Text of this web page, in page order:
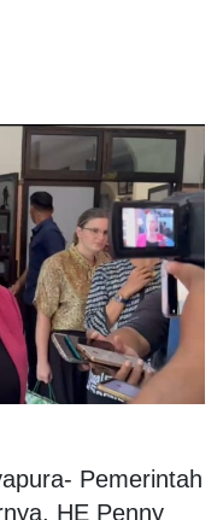
Pemerintah
HE Penny